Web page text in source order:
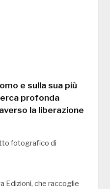
e sulla sua più
profonda
la liberazione
fotografico di
Edizioni, che raccoglie